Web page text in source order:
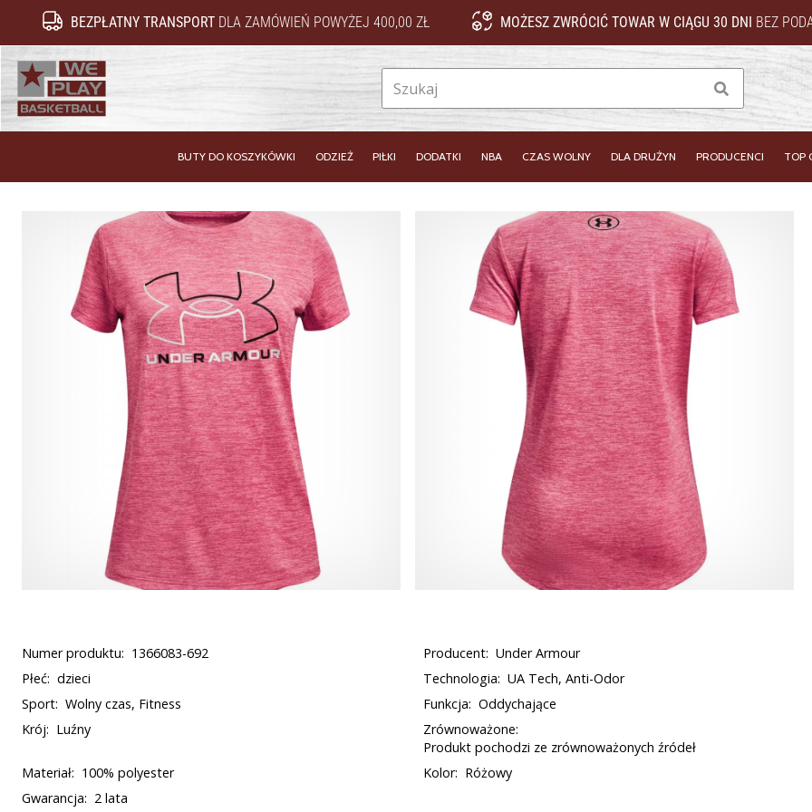
BEZPŁATNY TRANSPORT DLA ZAMÓWIEŃ POWYŻEJ 400,00 ZŁ MOŻESZ ZWRÓCIĆ TOWAR W CIĄGU 30 DNI BEZ
Szukaj
BUTY DO KOSZYKÓWKI ODZIEŻ PIŁKI DODATKI NBA CZAS WOLNY DLA DRUŻYN PRODUCENCI TOP
Numer produktu: 1366083-692 Producent: Under Armour
Płeć: dzieci Technologia: UA Tech, Anti-Odor
Sport: Wolny czas, Fitness Funkcja: Oddychające
Krój: Luźny
Zrównoważone:
Produkt pochodzi ze zrównoważonych źródeł
Materiał: 100% polyester Kolor: Różowy
Gwarancja: 2 lata